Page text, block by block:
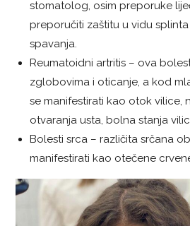
stomatolog, osim preporuke
preporučiti zaštitu u vidu
spavanja.
Reumatoidni artritis – ova
zglobovima i oticanje, a kod
se manifestirati kao otok vilice,
otvaranja usta, bolna stanja
Bolesti srca – različita srčana
manifestirati kao otečene